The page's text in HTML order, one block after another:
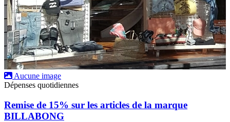
Aucune image
Dépenses quotidiennes
Remise de 15% sur les articles de la marque
BILLABONG